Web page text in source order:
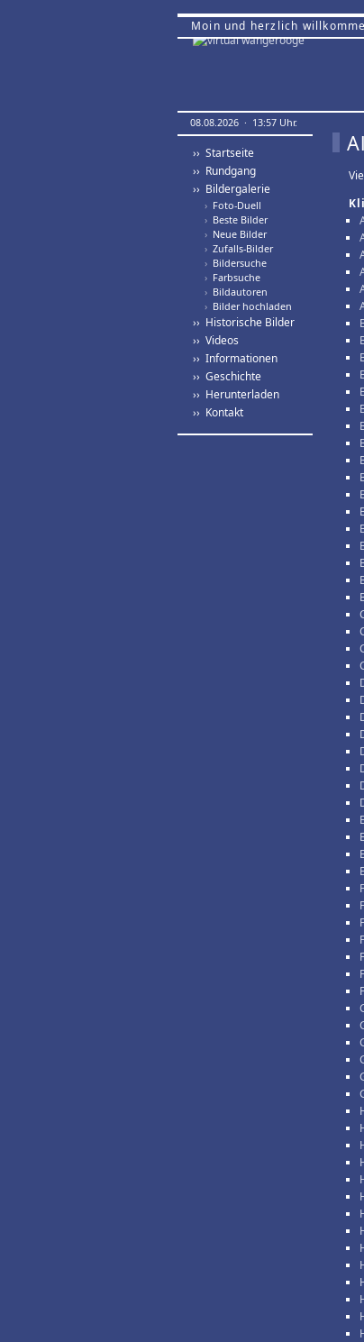
Moin und herzlich
08.08.2026 · 13:57 Uhr.
›› Startseite
›› Rundgang
›› Bildergalerie
› Foto-Duell
› Beste Bilder
› Neue Bilder
› Zufalls-Bilder
› Bildersuche
› Farbsuche
› Bildautoren
› Bilder hochladen
›› Historische Bilder
›› Videos
›› Informationen
›› Geschichte
›› Herunterladen
›› Kontakt